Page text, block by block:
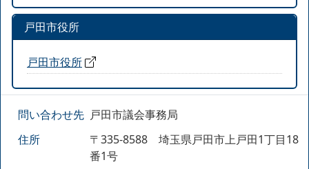
戸田市役所
戸田市役所
問い合わせ先 戸田市議会事務局
住所
〒335-8588 埼玉県戸田市上戸田1丁目18
番1号